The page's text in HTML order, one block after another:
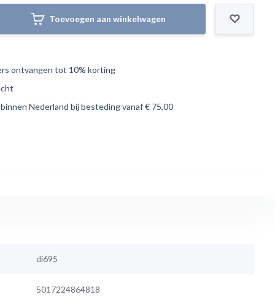
Toevoegen aan winkelwagen
ontvangen tot 10% korting
Nederland bij besteding vanaf € 75,00
di695
5017224864818